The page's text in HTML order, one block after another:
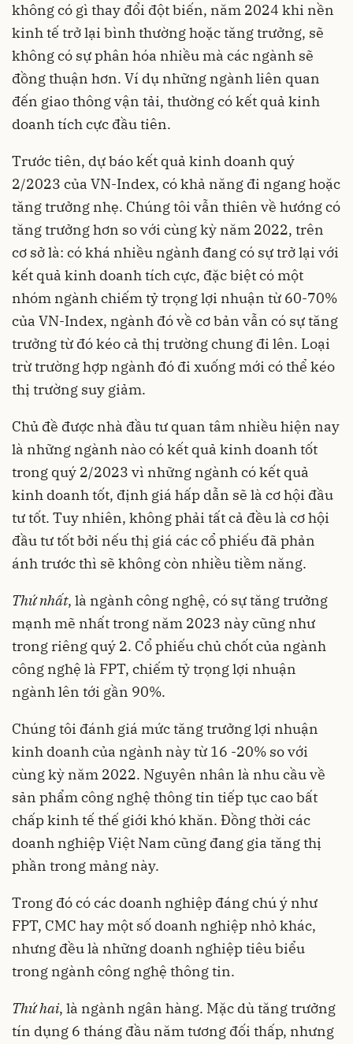
không có gì thay đổi đột biến, năm 2024 khi nền
kinh tế trở lại bình thường hoặc tăng trưởng, sẽ
không có sự phân hóa nhiều mà các ngành sẽ
đồng thuận hơn. Ví dụ những ngành liên quan
đến giao thông vận tải, thường có kết quả kinh
doanh tích cực đầu tiên.
Trước tiên, dự báo kết quả kinh doanh quý
2/2023 của VN-Index, có khả năng đi ngang hoặc
tăng trưởng nhẹ. Chúng tôi vẫn thiên về hướng có
tăng trưởng hơn so với cùng kỳ năm 2022, trên
cơ sở là: có khá nhiều ngành đang có sự trở lại với
kết quả kinh doanh tích cực, đặc biệt có một
nhóm ngành chiếm tỷ trọng lợi nhuận từ 60-70%
của VN-Index, ngành đó về cơ bản vẫn có sự tăng
trưởng từ đó kéo cả thị trường chung đi lên. Loại
trừ trường hợp ngành đó đi xuống mới có thể kéo
thị trường suy giảm.
Chủ đề được nhà đầu tư quan tâm nhiều hiện nay
là những ngành nào có kết quả kinh doanh tốt
trong quý 2/2023 vì những ngành có kết quả
kinh doanh tốt, định giá hấp dẫn sẽ là cơ hội đầu
tư tốt. Tuy nhiên, không phải tất cả đều là cơ hội
đầu tư tốt bởi nếu thị giá các cổ phiếu đã phản
ánh trước thì sẽ không còn nhiều tiềm năng.
Thứnhất, là ngành công nghệ, có sự tăng trưởng
mạnh mẽ nhất trong năm 2023 này cũng như
trong riêng quý 2. Cổ phiếu chủ chốt của ngành
công nghệ là FPT, chiếm tỷ trọng lợi nhuận
ngành lên tới gần 90%.
Chúng tôi đánh giá mức tăng trưởng lợi nhuận
kinh doanh của ngành này từ 16 -20% so với
cùng kỳ năm 2022. Nguyên nhân là nhu cầu về
sản phẩm công nghệ thông tin tiếp tục cao bất
chấp kinh tế thế giới khó khăn. Đồng thời các
doanh nghiệp Việt Nam cũng đang gia tăng thị
phần trong mảng này.
Trong đó có các doanh nghiệp đáng chú ý như
FPT, CMC hay một số doanh nghiệp nhỏ khác,
nhưng đều là những doanh nghiệp tiêu biểu
trong ngành công nghệ thông tin.
Thứhai, là ngành ngân hàng. Mặc dù tăng trưởng
tín dụng 6 tháng đầu năm tương đối thấp, nhưng